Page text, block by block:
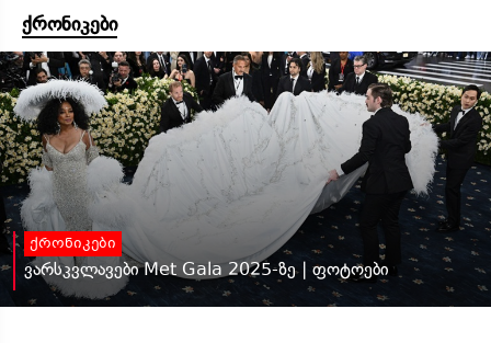
ქრონიკები
ქრონიკები
ვარსკვლავები Met Gala 2025-ზე | ფოტოები